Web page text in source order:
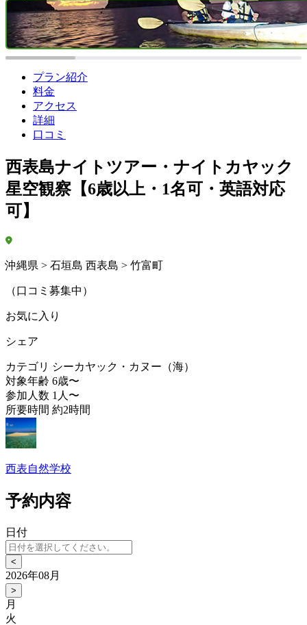
プラン紹介
料金
アクセス
詳細
口コミ
西表島ナイトツアー・ナイトカヤック
星空観察【6歳以上・1名可・英語対応
可】
沖縄県 > 石垣島 西表島 > 竹富町
（口コミ募集中）
お気に入り
シェア
カテゴリ シーカヤック・カヌー（海）
対象年齢 6歳〜
参加人数 1人〜
所要時間 約2時間
西表自然学校
予約内容
日付
<
2026年08月
>
月
火